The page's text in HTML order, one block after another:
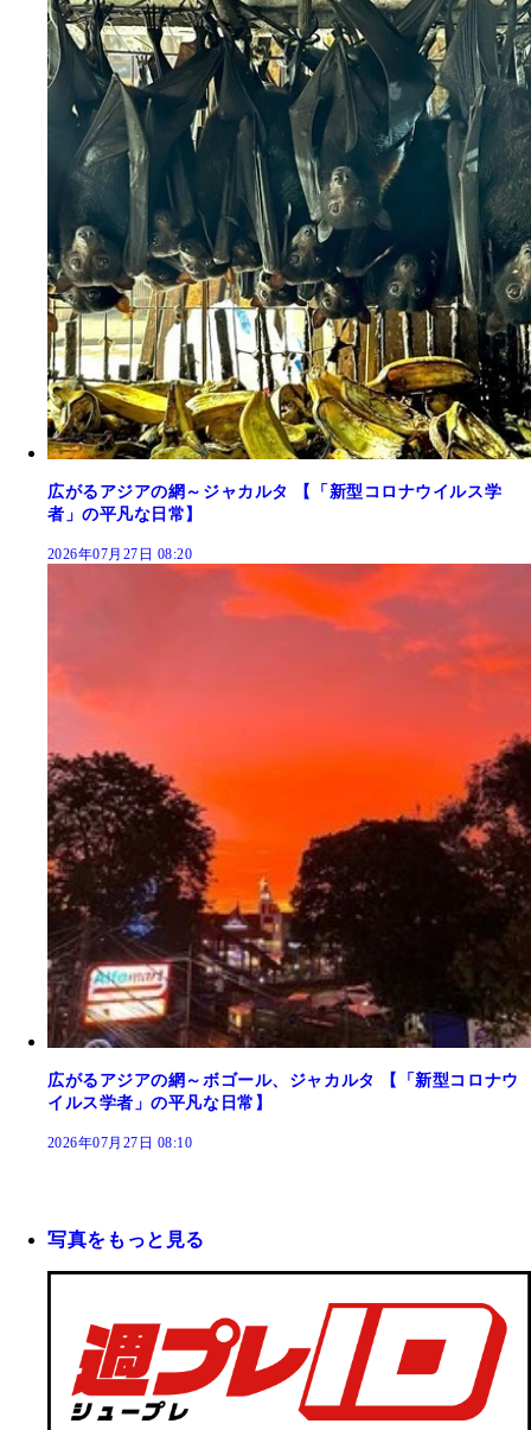
広がるアジアの網～ジャカルタ 【「新型コロナウイルス学
者」の平凡な日常】
2026年07月27日 08:20
広がるアジアの網～ボゴール、ジャカルタ 【「新型コロナウ
イルス学者」の平凡な日常】
2026年07月27日 08:10
写真をもっと見る